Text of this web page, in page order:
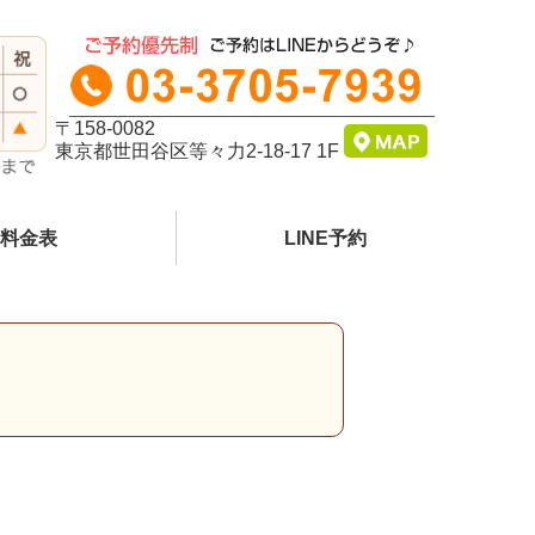
〒158-0082
東京都世田谷区等々力2-18-17 1F
料金表 LINE予約